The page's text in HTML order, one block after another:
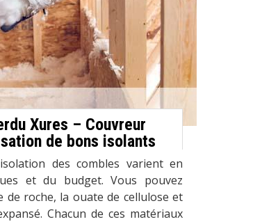
Xures – Couvreur
de bons isolants
des combles varient en
et du budget. Vous pouvez
de roche, la ouate de cellulose et
Chacun de ces matériaux